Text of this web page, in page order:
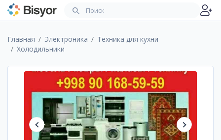
Главная Электроника
Техника для кухни
Холодильники